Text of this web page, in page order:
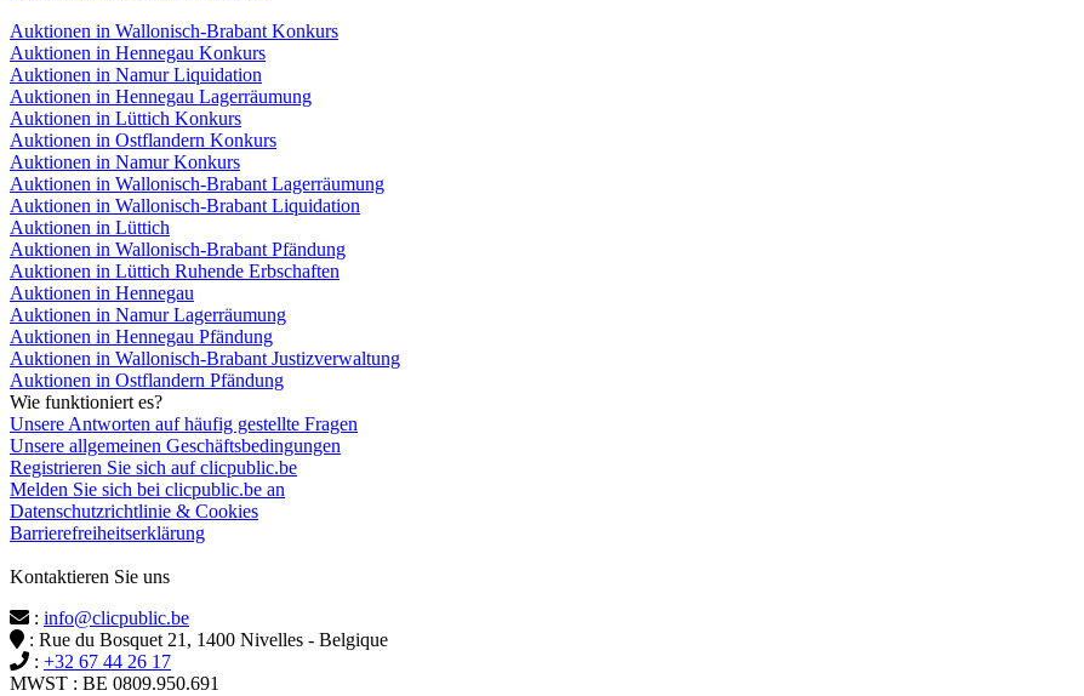
Auktionen in Wallonisch-Brabant Konkurs
Auktionen in Hennegau Konkurs
Auktionen in Namur Liquidation
Auktionen in Hennegau Lagerräumung
Auktionen in Lüttich Konkurs
Auktionen in Ostflandern Konkurs
Auktionen in Namur Konkurs
Auktionen in Wallonisch-Brabant Lagerräumung
Auktionen in Wallonisch-Brabant Liquidation
Auktionen in Lüttich
Auktionen in Wallonisch-Brabant Pfändung
Auktionen in Lüttich Ruhende Erbschaften
Auktionen in Hennegau
Auktionen in Namur Lagerräumung
Auktionen in Hennegau Pfändung
Auktionen in Wallonisch-Brabant Justizverwaltung
Auktionen in Ostflandern Pfändung
Wie funktioniert es?
Unsere Antworten auf häufig gestellte Fragen
Unsere allgemeinen Geschäftsbedingungen
Registrieren Sie sich auf clicpublic.be
Melden Sie sich bei clicpublic.be an
Datenschutzrichtlinie & Cookies
Barrierefreiheitserklärung
Kontaktieren Sie uns
: info@clicpublic.be
: Rue du Bosquet 21, 1400 Nivelles - Belgique
: +32 67 44 26 17
MWST : BE 0809.950.691